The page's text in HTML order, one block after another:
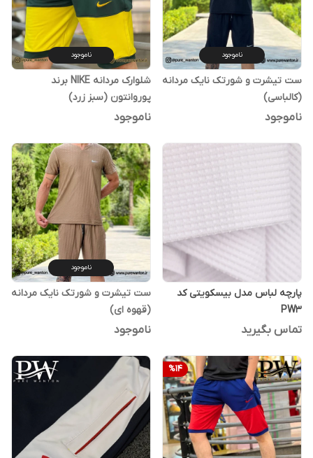
ناموجود
ست تیشرت و شورتک نایک مردانه
(کالباسی)
ناموجود
ناموجود
شلوارک مردانه NIKE برند
پوروانتون (سبز زرد)
ناموجود
پارچه لباس مدل بیسکویتی کد
PW3
تماس بگیرید
ناموجود
ست تیشرت و شورتک نایک مردانه
(قهوه ای)
ناموجود
%14